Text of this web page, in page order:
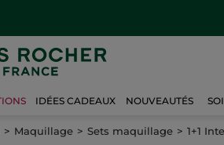
IDÉES CADEAUX NOUVEAUTÉS
Maquillage Sets maquillage 1+1